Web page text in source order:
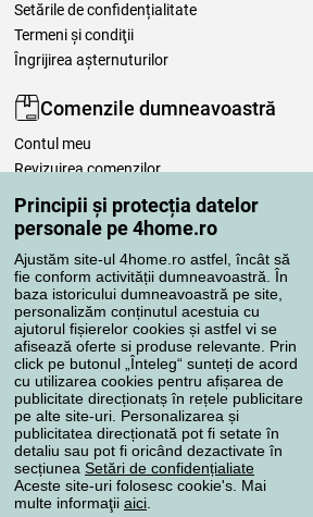
Principii și protecția datelor
personale pe 4home.ro
Ajustăm site-ul 4home.ro astfel, încât să
fie conform activității dumneavoastră. În
baza istoricului dumneavoastră pe site,
personalizăm conținutul acestuia cu
ajutorul fișierelor cookies și astfel vi se
afisează oferte si produse relevante. Prin
click pe butonul „Înteleg“ sunteți de acord
cu utilizarea cookies pentru afișarea de
publicitate direcționatș în rețele publicitare
pe alte site-uri. Personalizarea și
publicitatea direcționată pot fi setate în
detaliu sau pot fi oricând dezactivate în
secțiunea Setări de confidențialiate
Aceste site-uri folosesc cookie's. Mai
multe informaţii aici
Setările de confidențialitate
Termeni şi condiţii
Îngrijirea așternuturilor
Comenzile dumneavoastră
Contul meu
Revizuirea comenzilor
Reclamaţii
Retragere de la contract
Regulile de procesare a recenziilor
Metode de transport
Metode de plată
Magazin de încredere